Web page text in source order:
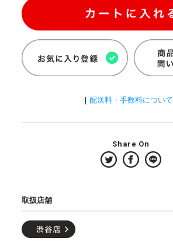
[ 配送料・手数料について
Share On
取扱店舗